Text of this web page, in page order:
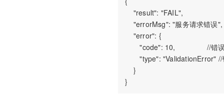
    "result": "FAIL",
    "errorMsg": "服务请求错误",
    "error": {
"code": 10,               //错
"type": "ValidationError"
    }